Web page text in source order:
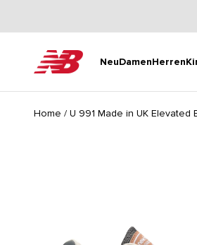
NeuDamenHerren
New Balance
Home / U 991 Made in UK Elevated